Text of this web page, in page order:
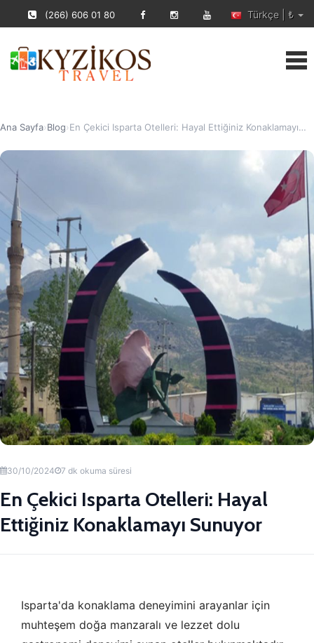
(266) 606 01 80 Türkçe | ₺
Ana Sayfa›Blog›En Çekici Isparta Otelleri: Hayal Ettiğiniz Konaklamayı…
30/10/2024 7 dk okuma süresi
En Çekici Isparta Otelleri: Hayal
Ettiğiniz Konaklamayı Sunuyor
Isparta'da konaklama deneyimini arayanlar için
muhteşem doğa manzaralı ve lezzet dolu